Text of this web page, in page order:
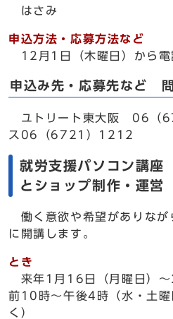
はさみ
申込方法・応募方法など
12月1日（木曜日）から電
申込み先・応募先など
ユトリート東大阪 06（
ス06（6721）1212
就労支援パソコン講
とショップ制作・運営
働く意欲や希望がありなが
に開講します。
とき
来年1月16日（月曜日）～
前10時～午後4時（水・土曜
く）